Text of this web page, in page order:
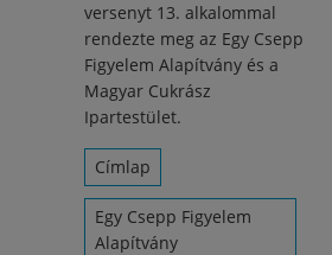
versenyt 13. alkalommal
rendezte meg az Egy Csepp
Figyelem Alapítvány és a
Magyar Cukrász
Ipartestület.
Címlap
Egy Csepp Figyelem
Alapítvány